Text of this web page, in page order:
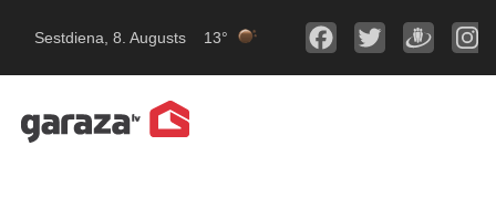
Sestdiena, 8. Augusts 13°